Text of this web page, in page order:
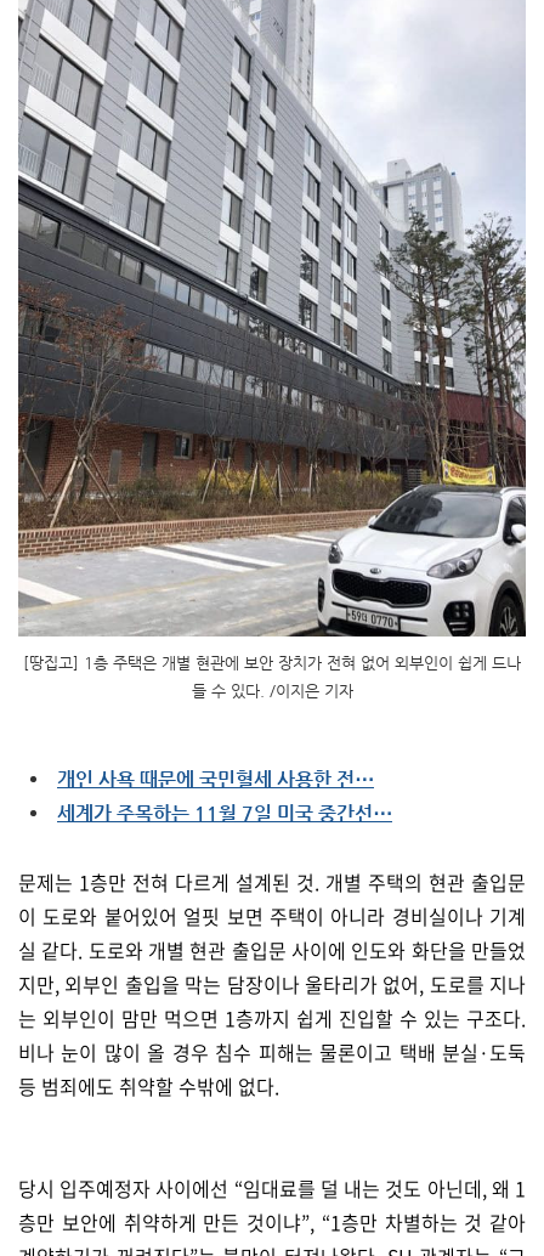
[땅집고] 1층 주택은 개별 현관에 보안 장치가 전혀 없어 외부인이 쉽게 드나
들 수 있다. /이지은 기자
개인 사욕 때문에 국민혈세 사용한 전⋯
세계가 주목하는 11월 7일 미국 중간선⋯
문제는 1층만 전혀 다르게 설계된 것. 개별 주택의 현관 출입문
이 도로와 붙어있어 얼핏 보면 주택이 아니라 경비실이나 기계
실 같다. 도로와 개별 현관 출입문 사이에 인도와 화단을 만들었
지만, 외부인 출입을 막는 담장이나 울타리가 없어, 도로를 지나
는 외부인이 맘만 먹으면 1층까지 쉽게 진입할 수 있는 구조다.
비나 눈이 많이 올 경우 침수 피해는 물론이고 택배 분실·도둑
등 범죄에도 취약할 수밖에 없다.
당시 입주예정자 사이에선 “임대료를 덜 내는 것도 아닌데, 왜 1
층만 보안에 취약하게 만든 것이냐”, “1층만 차별하는 것 같아